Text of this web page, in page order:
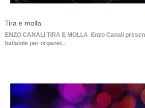
Tira e molla
ENZO CANALI TIRA E MOLLA Enzo Canali
ballabile per organet..